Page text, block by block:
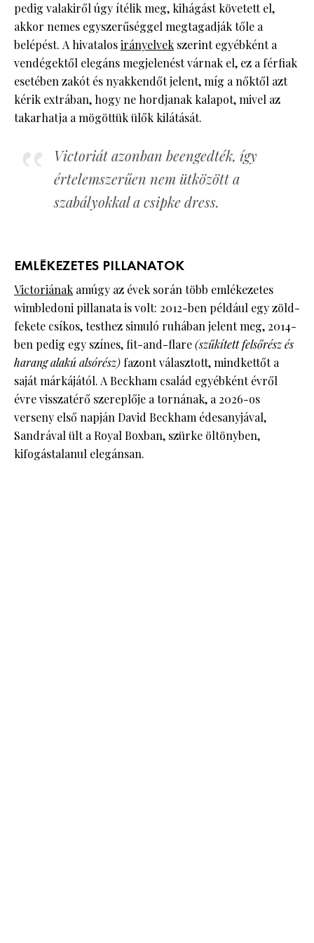
pedig valakiről úgy ítélik meg, kihágást követett el,
akkor nemes egyszerűséggel megtagadják tőle a
belépést. A hivatalosirányelvek szerint egyébként a
vendégektől elegáns megjelenést várnak el, ez a férfiak
esetében zakót és nyakkendőt jelent, míg a nőktől azt
kérik extrában, hogy ne hordjanak kalapot, mivel az
takarhatja a mögöttük ülők kilátását.
Victoriát azonban beengedték, így
értelemszerűen nem ütközött a
szabályokkal a csipke dress.
EMLÉKEZETES PILLANATOK
Victoriának amúgy az évek során több emlékezetes
wimbledoni pillanata is volt: 2012-ben például egy zöld-
fekete csíkos, testhez simuló ruhában jelent meg, 2014-
ben pedig egy színes, fit-and-flare(szűkített felsőrész és
harang alakú alsórész) fazont választott, mindkettőt a
saját márkájától. A Beckham család egyébként évről
évre visszatérő szereplője a tornának, a 2026-os
verseny első napján David Beckham édesanyjával,
Sandrával ült a Royal Boxban, szürke öltönyben,
kifogástalanul elegánsan.